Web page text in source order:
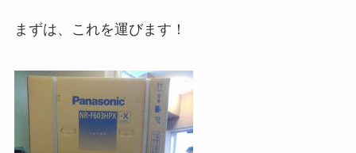
まずは、これを運びます！